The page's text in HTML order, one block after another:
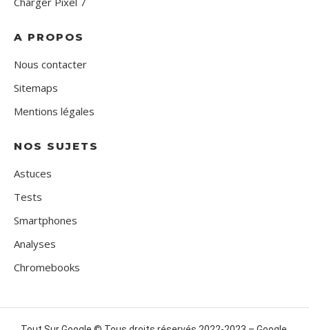
A PROPOS
Nous contacter
Sitemaps
Mentions légales
NOS SUJETS
Astuces
Tests
Smartphones
Analyses
Chromebooks